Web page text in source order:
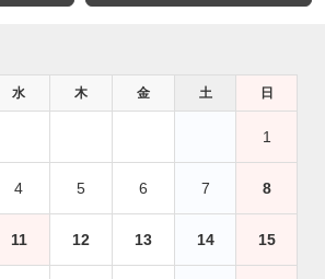
水 木 金 土 日
1
4 5 6 7 8
11 12 13 14 15